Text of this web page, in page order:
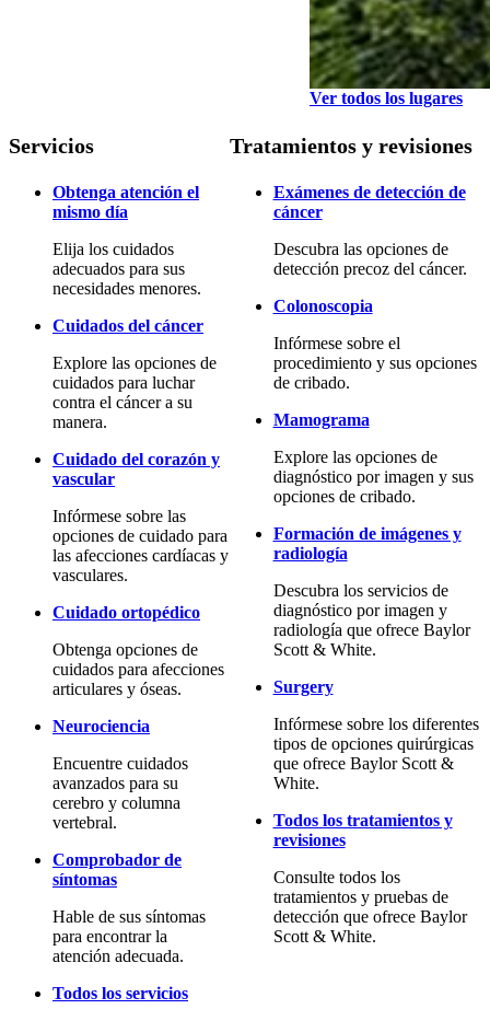
Ver todos los lugares
Servicios
Obtenga atención el
mismo día
Elija los cuidados
adecuados para sus
necesidades menores.
Cuidados del cáncer
Explore las opciones de
cuidados para luchar
contra el cáncer a su
manera.
Cuidado del corazón y
vascular
Infórmese sobre las
opciones de cuidado para
las afecciones cardíacas y
vasculares.
Cuidado ortopédico
Obtenga opciones de
cuidados para afecciones
articulares y óseas.
Neurociencia
Encuentre cuidados
avanzados para su
cerebro y columna
vertebral.
Comprobador de
síntomas
Hable de sus síntomas
para encontrar la
atención adecuada.
Todos los servicios
Tratamientos y revisiones
Exámenes de detección de
cáncer
Descubra las opciones de
detección precoz del cáncer.
Colonoscopia
Infórmese sobre el
procedimiento y sus opciones
de cribado.
Mamograma
Explore las opciones de
diagnóstico por imagen y sus
opciones de cribado.
Formación de imágenes y
radiología
Descubra los servicios de
diagnóstico por imagen y
radiología que ofrece Baylor
Scott & White.
Surgery
Infórmese sobre los diferentes
tipos de opciones quirúrgicas
que ofrece Baylor Scott &
White.
Todos los tratamientos y
revisiones
Consulte todos los
tratamientos y pruebas de
detección que ofrece Baylor
Scott & White.